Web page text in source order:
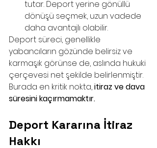
tutar. Deport yerine gönüllü
dönüşü seçmek, uzun vadede
daha avantajlı olabilir.
Deport süreci, genellikle
yabancıların gözünde belirsiz ve
karmaşık görünse de, aslında hukuki
çerçevesi net şekilde belirlenmiştir.
Burada en kritik nokta, itiraz ve dava
süresini kaçırmamaktır.
Deport Kararına İtiraz
Hakkı